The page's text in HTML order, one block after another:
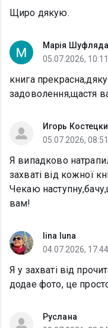
Щиро дякую.
Марія Шуфляда
05.07.2026,
книга
задоволення,щастя
Игорь
05.07.2026,
Я випадково
захваті від кожної
Чекаю
вам!
lina luna
04.07.2026,
Я у захваті від
додае фото, це
Руслана